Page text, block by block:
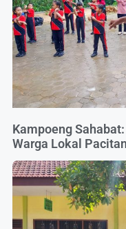
Kampoeng
Warga Lokal Pacitan